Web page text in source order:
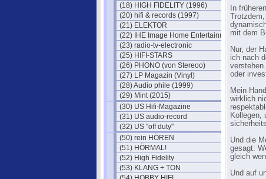
(18) HIGH FIDELITY (1996)
(20) hifi & records (1997)
(21) ELEKTOR
(22) IHE Image Home Entertainment
(23) radio-tv-electronic
(25) HIFI-STARS
(26) PHONO (von Stereoo)
(27) LP Magazin (Vinyl)
(28) Audio phile (1999)
(29) Mint (2015)
(30) US Hifi-Magazine
(31) US audio-record
(32) US "off duty"
(50) rein HÖREN
(51) HÖRMAL!
(52) High Fidelity
(53) KLANG + TON
In
mit dem
Nur, der
ich nach
oder
Mein
wirklich
Kollegen,
Und die
gesagt:
gleich
Und auf